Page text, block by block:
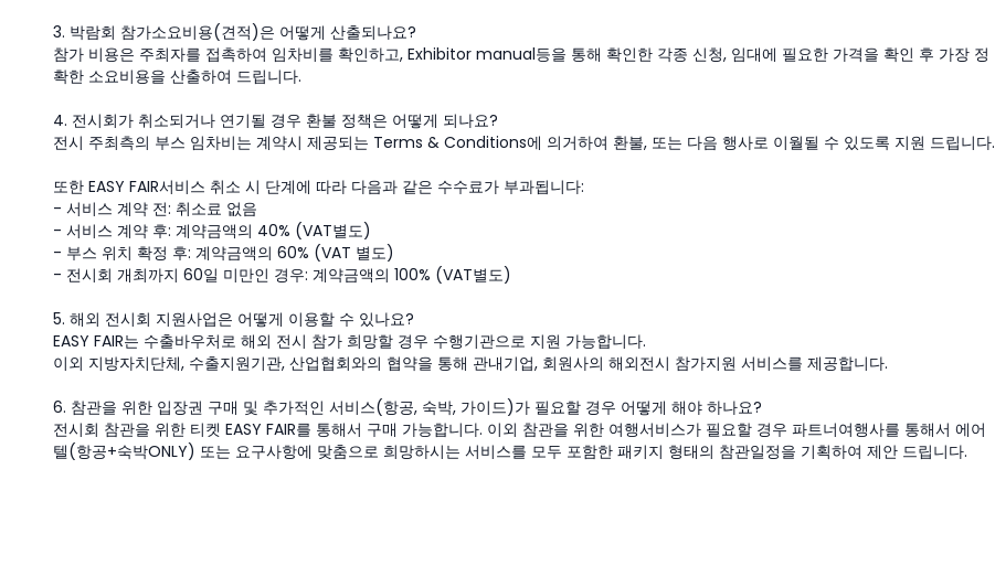
3. 박람회 참가소요비용(견적)은 어떻게 산출되나요?
참가 비용은 주최자를 접촉하여 임차비를 확인하고, Exhibitor manual등을 통해 확인한 각종 신청, 임대에 필요한 가격을 확인 후 가장 정
확한 소요비용을 산출하여 드립니다.
4. 전시회가 취소되거나 연기될 경우 환불 정책은 어떻게 되나요?
전시 주최측의 부스 임차비는 계약시 제공되는 Terms & Conditions에 의거하여 환불, 또는 다음 행사로 이월될 수 있도록 지원 드립니다.
또한 EASY FAIR서비스 취소 시 단계에 따라 다음과 같은 수수료가 부과됩니다:
- 서비스 계약 전: 취소료 없음
- 서비스 계약 후: 계약금액의 40% (VAT별도)
- 부스 위치 확정 후: 계약금액의 60% (VAT 별도)
- 전시회 개최까지 60일 미만인 경우: 계약금액의 100% (VAT별도)
5. 해외 전시회 지원사업은 어떻게 이용할 수 있나요?
EASY FAIR는 수출바우처로 해외 전시 참가 희망할 경우 수행기관으로 지원 가능합니다.
이외 지방자치단체, 수출지원기관, 산업협회와의 협약을 통해 관내기업, 회원사의 해외전시 참가지원 서비스를 제공합니다.
6. 참관을 위한 입장권 구매 및 추가적인 서비스(항공, 숙박, 가이드)가 필요할 경우 어떻게 해야 하나요?
전시회 참관을 위한 티켓 EASY FAIR를 통해서 구매 가능합니다. 이외 참관을 위한 여행서비스가 필요할 경우 파트너여행사를 통해서 에어
텔(항공+숙박ONLY) 또는 요구사항에 맞춤으로 희망하시는 서비스를 모두 포함한 패키지 형태의 참관일정을 기획하여 제안 드립니다.